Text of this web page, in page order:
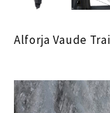
Alforja Vaude